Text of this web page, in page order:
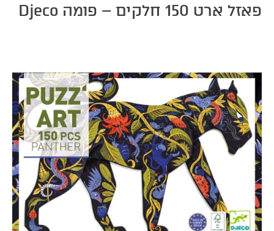
פאזל ארט 150 חלקים – פומה Djeco